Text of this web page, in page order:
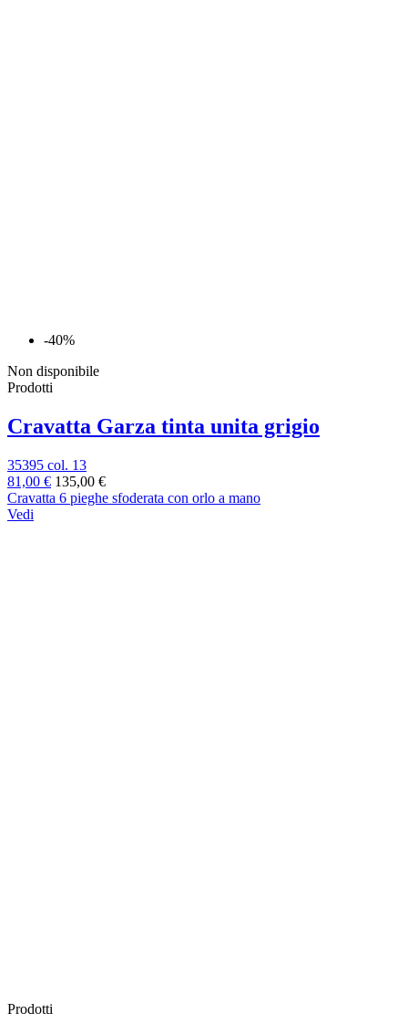
-40%
Non disponibile
Prodotti
Cravatta Garza tinta unita grigio
35395 col. 13
81,00 € 135,00 €
Cravatta 6 pieghe sfoderata con orlo a mano
Vedi
Prodotti